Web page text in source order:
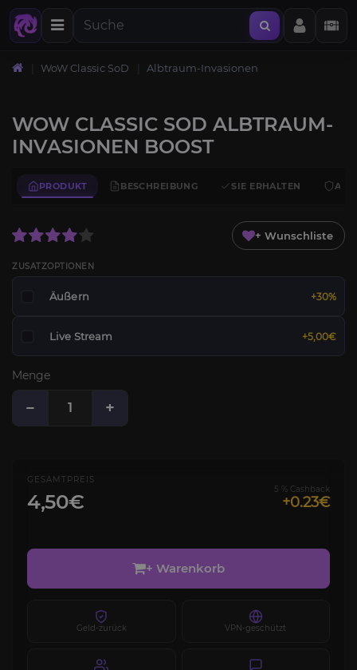
WoW Classic SoD Albtraum-Invasionen
WOW CLASSIC SOD ALBTRAUM-
INVASIONEN BOOST
PRODUKT BESCHREIBUNG SIE ERHALTEN
+ Wunschliste
ZUSATZOPTIONEN
Äußern +30%
Live Stream +5,00€
Menge
− +
GESAMTPREIS
4,50€
5 % Cashback
+0.23€
+ Warenkorb
Geld-zurück VPN-geschützt